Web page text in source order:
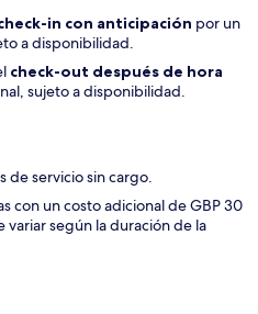
in con anticipación por un
a disponibilidad.
check-out después de hora
sujeto a disponibilidad.
de servicio sin cargo.
con un costo adicional de GBP 30
variar según la duración de la